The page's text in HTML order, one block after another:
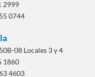
2999
0744
08 Locales 3 y 4
1860
4603